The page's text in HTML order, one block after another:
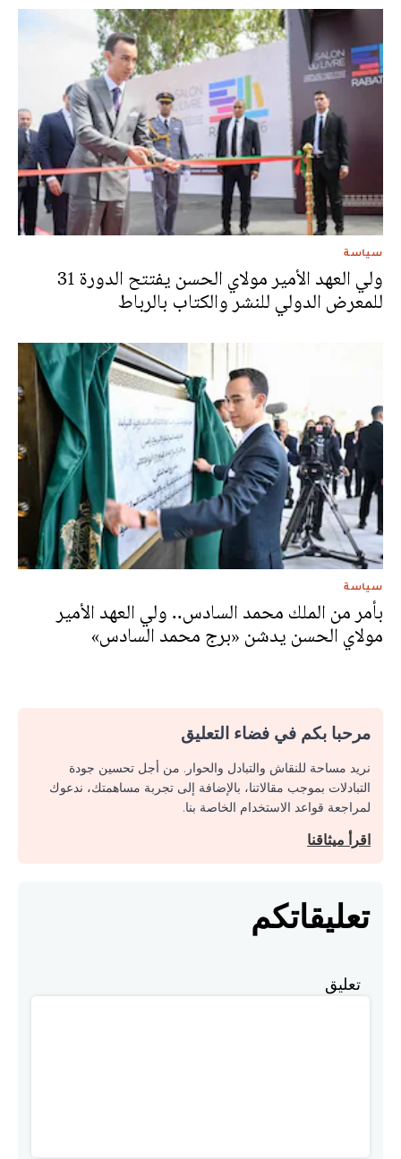
سياسة
ولي العهد الأمير مولاي الحسن يفتتح الدورة 31
للمعرض الدولي للنشر والكتاب بالرباط
سياسة
بأمر من الملك محمد السادس.. ولي العهد الأمير
مولاي الحسن يدشن «برج محمد السادس»
مرحبا بكم في فضاء التعليق
نريد مساحة للنقاش والتبادل والحوار. من أجل تحسين جودة
التبادلات بموجب مقالاتنا، بالإضافة إلى تجربة مساهمتك، ندعوك
لمراجعة قواعد الاستخدام الخاصة بنا.
اقرأ ميثاقنا
تعليقاتكم
تعليق